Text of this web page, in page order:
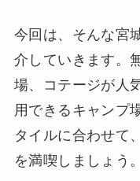
今回は、そんな宮
介していきます。
場、コテージが人
用できるキャンプ
タイルに合わせて
を満喫しましょう。